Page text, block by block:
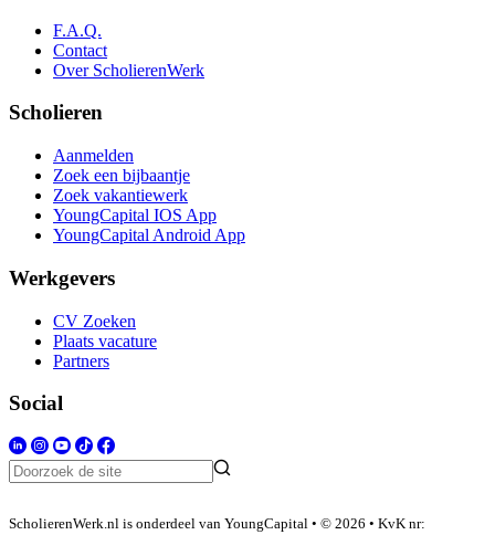
F.A.Q.
Contact
Over ScholierenWerk
Scholieren
Aanmelden
Zoek een bijbaantje
Zoek vakantiewerk
YoungCapital IOS App
YoungCapital Android App
Werkgevers
CV Zoeken
Plaats vacature
Partners
Social
ScholierenWerk.nl is onderdeel van YoungCapital • © 2026 • KvK nr: